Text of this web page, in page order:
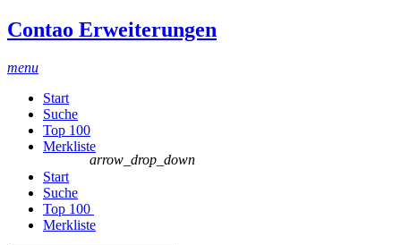
Contao Erweiterungen
menu
Start
Suche
Top 100
Merkliste
Start
Suche
Top 100
arrow_drop_down
Merkliste